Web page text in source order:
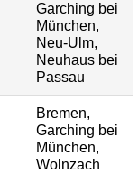
Garching bei
München,
Neu-Ulm,
Neuhaus bei
Passau
Bremen,
Garching bei
München,
Wolnzach